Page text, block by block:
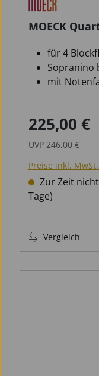
MOECK
für 4
Sopranino
mit
Verkaufspreis:
225,00 €
UVP 246,00 €
Preise inkl.
Zur Zeit
Tage)
Vergleich